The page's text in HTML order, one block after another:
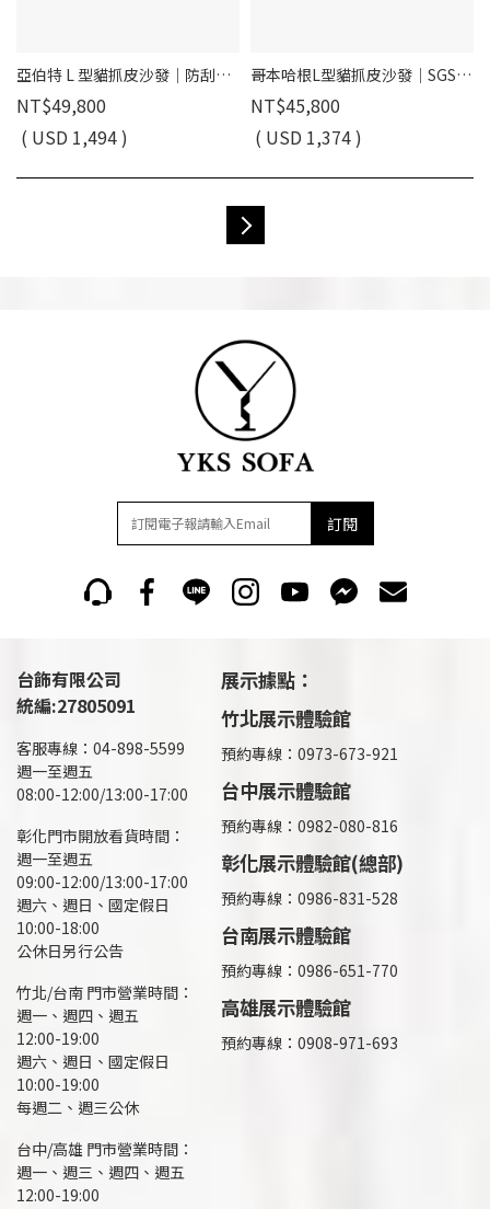
亞伯特 L 型貓抓皮沙發｜防刮耐磨 × 好清潔 × 穩定高支撐 – 擇木深耕
NT$49,800
( USD 1,494 )
哥本哈根L型貓抓皮沙發｜SGS貓抓皮×高彈力坐墊×移動式腳椅 – 擇木深耕
NT$45,800
( USD 1,374 )
訂閱
台飾有限公司
統編:27805091
客服專線：04-898-5599
週一至週五
08:00-12:00/13:00-17:00
彰化門市開放看貨時間：
週一至週五
09:00-12:00/13:00-17:00
週六、週日、國定假日
10:00-18:00
公休日另行公告
竹北/台南 門市營業時間：
週一、週四、週五
12:00-19:00
週六、週日、國定假日
10:00-19:00
每週二、週三公休
台中/高雄 門市營業時間：
週一、週三、週四、週五
12:00-19:00
展示據點：
竹北展示體驗館
預約專線：0973-673-921
台中展示體驗館
預約專線：0982-080-816
彰化展示體驗館(總部)
預約專線： 0986-831-528
台南展示體驗館
預約專線：0986-651-770
高雄展示體驗館
預約專線： 0908-971-693